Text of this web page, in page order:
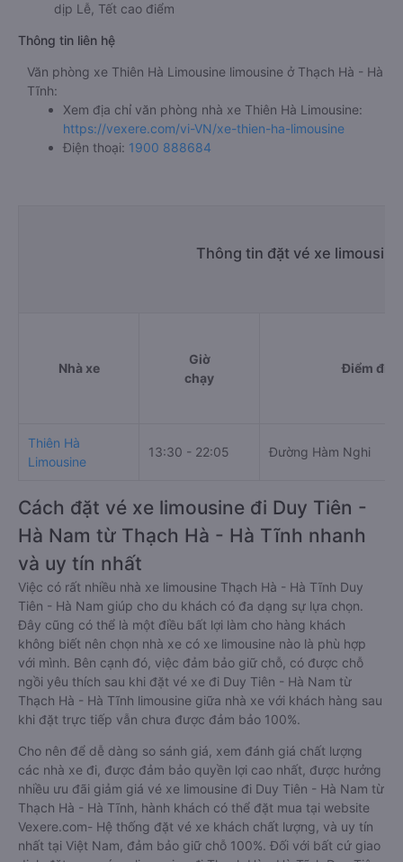
dịp Lễ, Tết cao điểm
Thông tin liên hệ
Văn phòng xe Thiên Hà Limousine limousine ở Thạch Hà - Hà
Tĩnh:
Xem địa chỉ văn phòng nhà xe Thiên Hà Limousine:
https://vexere.com/vi-VN/xe-thien-ha-limousine
Điện thoại: 1900 888684
Thông tin đặt vé xe
Nhà xe
Giờ
chạy
Điểm đi
Thiên Hà
Limousine
13:30 - 22:05 Đường Hàm Nghi
Cách đặt vé xe limousine đi Duy Tiên -
Hà Nam từ Thạch Hà - Hà Tĩnh nhanh
và uy tín nhất
Việc có rất nhiều nhà xe limousine Thạch Hà - Hà Tĩnh Duy
Tiên - Hà Nam giúp cho du khách có đa dạng sự lựa chọn.
Đây cũng có thể là một điều bất lợi làm cho hàng khách
không biết nên chọn nhà xe có xe limousine nào là phù hợp
với mình. Bên cạnh đó, việc đảm bảo giữ chỗ, có được chỗ
ngồi yêu thích sau khi đặt vé xe đi Duy Tiên - Hà Nam từ
Thạch Hà - Hà Tĩnh limousine giữa nhà xe với khách hàng sau
khi đặt trực tiếp vẫn chưa được đảm bảo 100%.
Cho nên để dễ dàng so sánh giá, xem đánh giá chất lượng
các nhà xe đi, được đảm bảo quyền lợi cao nhất, được hưởng
nhiều ưu đãi giảm giá vé xe limousine đi Duy Tiên - Hà Nam từ
Thạch Hà - Hà Tĩnh, hành khách có thể đặt mua tại website
Vexere.com- Hệ thống đặt vé xe khách chất lượng, và uy tín
nhất tại Việt Nam, đảm bảo giữ chỗ 100%. Đối với bất cứ giao